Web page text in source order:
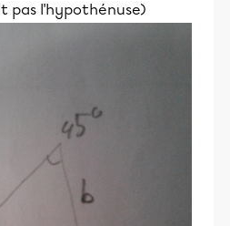
pas l'hypothénuse)